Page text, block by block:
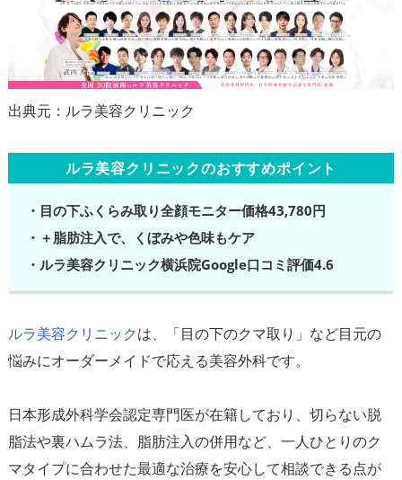
ルラ美容クリニックのおすすめポイント
・目の下ふくらみ取り全顔モニター価格43,780円
・＋脂肪注入で、くぼみや色味もケア
・ルラ美容クリニック横浜院Google口コミ評価4.6
ルラ美容クリニックは、「目の下のクマ取り」など目元の
悩みにオーダーメイドで応える美容外科です。
日本形成外科学会認定専門医が在籍しており、切らない脱
脂法や裏ハムラ法、脂肪注入の併用など、一人ひとりのク
マタイプに合わせた最適な治療を安心して相談できる点が